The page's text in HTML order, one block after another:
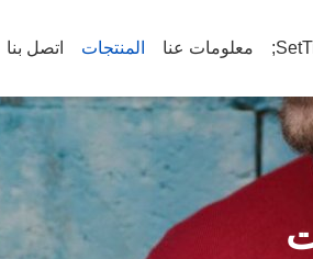
معلومات عنا المنتجات اتصل بنا